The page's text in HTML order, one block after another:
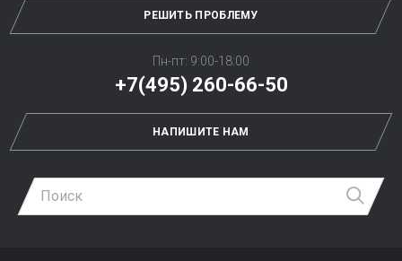
РЕШИТЬ ПРОБЛЕМУ
Пн-пт: 9:00-18:00
+7(495) 260-66-50
НАПИШИТЕ НАМ